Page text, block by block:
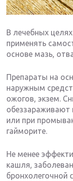
В лечебных
применять
основе мазь,
Препараты на
наружным
ожогов, экзем.
обеззараживают
или при
гайморите.
Не менее
кашля,
бронхолегочной